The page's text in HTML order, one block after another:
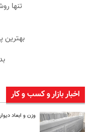
تنها
بهترین
اخبار بازار و کسب و کار
وزن و ابعاد